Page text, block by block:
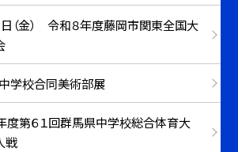
日（金） 令和８年度藤岡市関東全国大
学校合同美術部展
度第６１回群馬県中学校総合体育大
戦